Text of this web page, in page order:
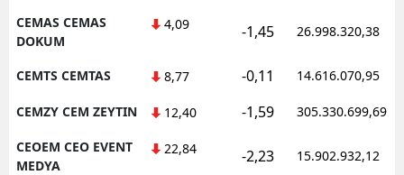
CEMAS CEMAS
DOKUM
4,09 -1,45 26.998.320,38
CEMTS CEMTAS 8,77 -0,11 14.616.070,95
CEMZY CEM ZEYTIN 12,40 -1,59 305.330.699,69
CEOEM CEO EVENT
MEDYA
22,84 -2,23 15.902.932,12